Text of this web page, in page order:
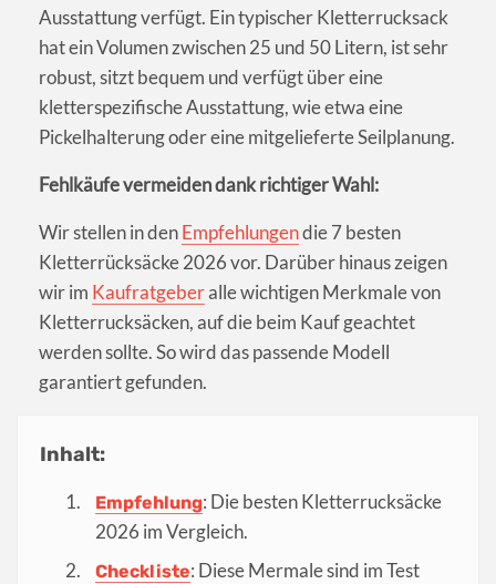
Ausstattung verfügt. Ein typischer Kletterrucksack
hat ein Volumen zwischen 25 und 50 Litern, ist sehr
robust, sitzt bequem und verfügt über eine
kletterspezifische Ausstattung, wie etwa eine
Pickelhalterung oder eine mitgelieferte Seilplanung.
Fehlkäufe vermeiden dank richtiger Wahl:
Wir stellen in denEmpfehlungendie 7 besten
Kletterrücksäcke 2026 vor. Darüber hinaus zeigen
wir im Kaufratgeberalle wichtigen Merkmale von
Kletterrucksäcken, auf die beim Kauf geachtet
werden sollte. So wird das passende Modell
garantiert gefunden.
Inhalt:
Empfehlung: Die besten Kletterrucksäcke
2026 im Vergleich.
Checkliste: Diese Mermale sind im Test